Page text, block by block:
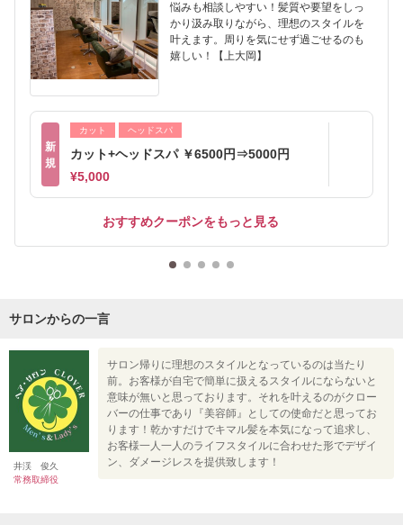
悩みも相談しやすい！髪質や要望をしっ
かり汲み取りながら、理想のスタイルを
叶えます。周りを気にせず過ごせるのも
嬉しい！【上大岡】
新
規
カット ヘッドスパ
カット+ヘッドスパ ￥6500円⇒5000円
¥5,000
おすすめクーポンをもっと見る
サロンからの一言
井渓 俊久
常務取締役
サロン帰りに理想のスタイルとなっているのは当たり
前。お客様が自宅で簡単に扱えるスタイルにならないと
意味が無いと思っております。それを叶えるのがクロー
バーの仕事であり『美容師』としての使命だと思ってお
ります！乾かすだけでキマル髪を本気になって追求し、
お客様一人一人のライフスタイルに合わせた形でデザイ
ン、ダメージレスを提供致します！